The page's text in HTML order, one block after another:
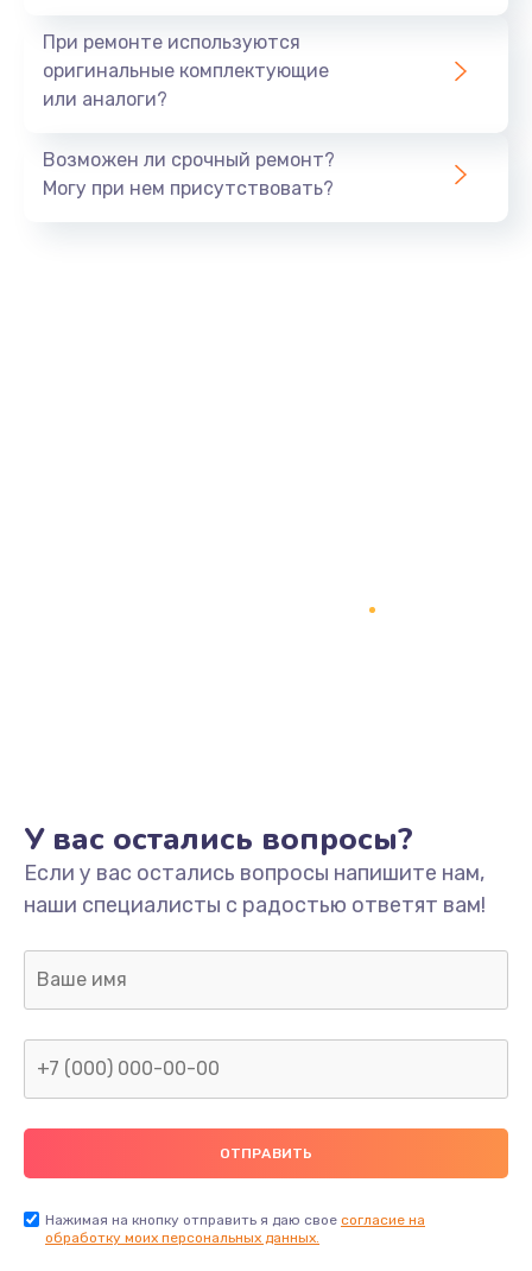
При ремонте используются
оригинальные комплектующие
или аналоги?
Возможен ли срочный ремонт?
Могу при нем присутствовать?
У вас остались вопросы?
Если у вас остались вопросы напишите нам,
наши специалисты с радостью ответят вам!
Нажимая на кнопку отправить я даю свое согласие на
обработку моих персональных данных.